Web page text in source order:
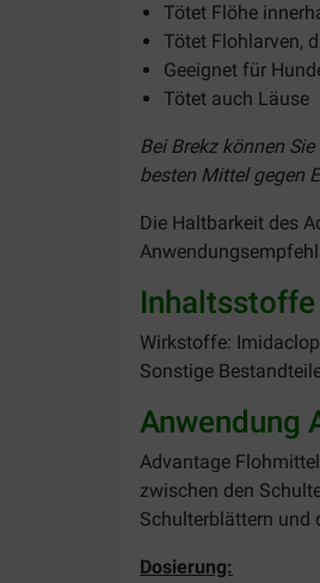
Tötet Flöhe
Tötet Flohlarven,
Geeignet für
Tötet auch Läuse
Bei Brekz können
besten Mittel gegen
Die Haltbarkeit des
Wirkstoffe:
Sonstige
Anwendung
Advantage
zwischen den
Schulterblättern und
Dosierung: